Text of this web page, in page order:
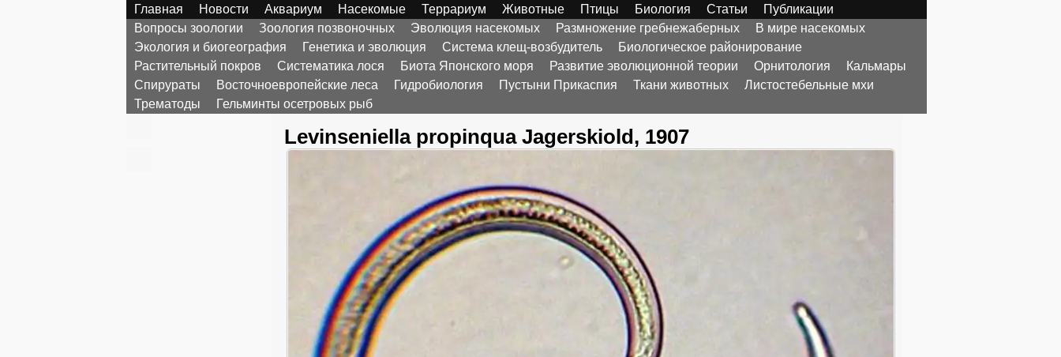
Главная Новости Аквариум Насекомые Террариум Животные Птицы Биология Статьи
Публикации
Вопросы зоологии
Зоология позвоночных Эволюция насекомых Размножение гребнежаберных
В мире насекомых
Экология и биогеография
Генетика и эволюция Система клещ-возбудитель
Биологическое районирование
Растительный покров
Систематика лося Биота Японского моря Развитие эволюционной теории Орнитология
Кальмары
Спирураты
Восточноевропейские леса Гидробиология Пустыни Прикаспия Ткани животных
Листостебельные мхи
Трематоды
Гельминты осетровых рыб
Levinseniella propinqua Jagerskiold, 1907